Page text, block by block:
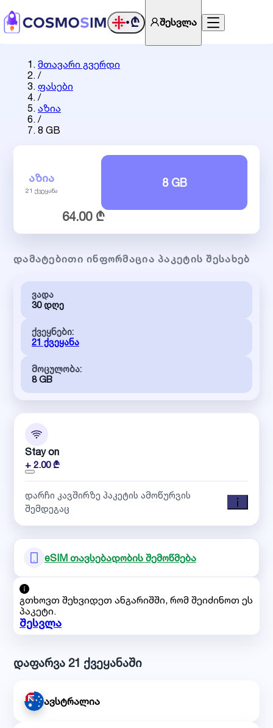
•₾ შესვლა
მთავარი გვერდი
/
ფასები
/
აზია
/
8 GB
ᲐᲖᲘᲐ
21 ქვეყანა
8 GB
64.00 ₾
ᲓᲐᲛᲐᲢᲔᲑᲘᲗᲘ ᲘᲜᲤᲝᲠᲛᲐᲪᲘᲐ ᲞᲐᲙᲔᲢᲘᲡ ᲨᲔᲡᲐᲮᲔᲑ
ვადა
30 დღე
ქვეყნები:
21 ქვეყანა
მოცულობა:
8 GB
Stay on
+ 2.00 ₾
დარჩი კავშირზე პაკეტის ამოწურვის
შემდეგაც
eSIM თავსებადობის შემოწმება
გთხოვთ შეხვიდეთ ანგარიშში, რომ შეიძინოთ ეს
პაკეტი.
შესვლა
დაფარვა 21 ქვეყანაში
ავსტრალია